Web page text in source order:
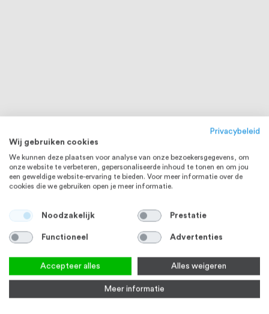
Privacybeleid
Wij gebruiken cookies
We kunnen deze plaatsen voor analyse van onze bezoekersgegevens, om
onze website te verbeteren, gepersonaliseerde inhoud te tonen en om jou
een geweldige website-ervaring te bieden. Voor meer informatie over de
cookies die we gebruiken open je meer informatie.
Noodzakelijk Prestatie
Functioneel Advertenties
Accepteer alles Alles weigeren
Meer informatie